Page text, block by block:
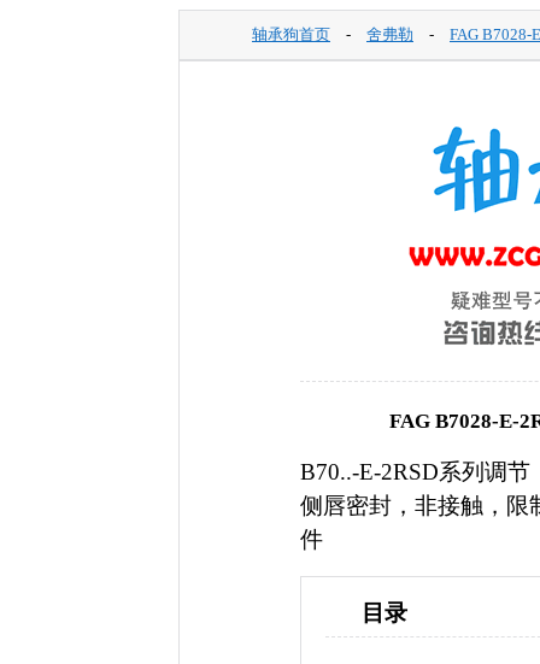
轴承狗首页 - 舍弗勒 - FAG B7028-
FAG B7028-E-
B70..-E-2RSD系列调
侧唇密封，非接触，限
件
目录